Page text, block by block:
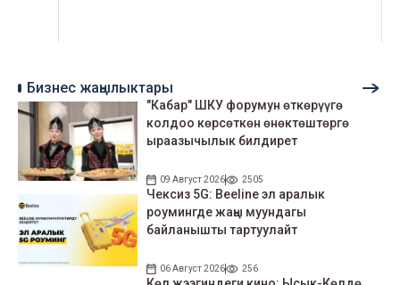
Бизнес жаңылыктары
"Кабар" ШКУ форумун өткөрүүгө
колдоо көрсөткөн өнөктөштөргө
ыраазычылык билдирет
09 Август 2026 2505
Чексиз 5G: Beeline эл аралык
роумингде жаңы муундагы
байланышты тартуулайт
06 Август 2026 256